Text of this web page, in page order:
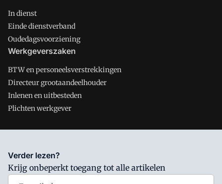
In dienst
Einde dienstverband
Oudedagsvoorziening
Werkgeverszaken
BTW en personeelsverstrekkingen
Directeur grootaandeelhouder
Inlenen en uitbesteden
Plichten werkgever
Salarisnet is onderdeel van VMN media. Lees in
waar VMN media voor staat. Op gebruik van deze site zijn de
volgende regelingen van toepassing:Algemene Voorwaarden
Verder lezen?
Krijg onbeperkt toegang tot alle artikelen